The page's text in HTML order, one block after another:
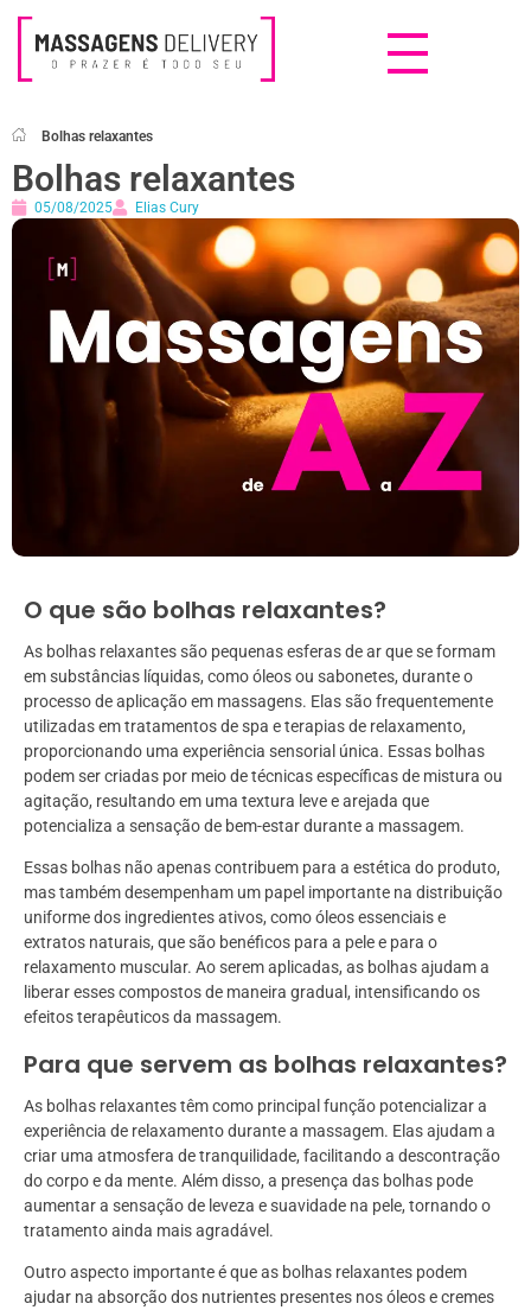
Bolhas relaxantes
Bolhas relaxantes
05/08/2025 Elias Cury
O que são bolhas relaxantes?
As bolhas relaxantes são pequenas esferas de ar que se formam
em substâncias líquidas, como óleos ou sabonetes, durante o
processo de aplicação em massagens. Elas são frequentemente
utilizadas em tratamentos de spa e terapias de relaxamento,
proporcionando uma experiência sensorial única. Essas bolhas
podem ser criadas por meio de técnicas específicas de mistura ou
agitação, resultando em uma textura leve e arejada que
potencializa a sensação de bem-estar durante a massagem.
Essas bolhas não apenas contribuem para a estética do produto,
mas também desempenham um papel importante na distribuição
uniforme dos ingredientes ativos, como óleos essenciais e
extratos naturais, que são benéficos para a pele e para o
relaxamento muscular. Ao serem aplicadas, as bolhas ajudam a
liberar esses compostos de maneira gradual, intensificando os
efeitos terapêuticos da massagem.
Para que servem as bolhas relaxantes?
As bolhas relaxantes têm como principal função potencializar a
experiência de relaxamento durante a massagem. Elas ajudam a
criar uma atmosfera de tranquilidade, facilitando a descontração
do corpo e da mente. Além disso, a presença das bolhas pode
aumentar a sensação de leveza e suavidade na pele, tornando o
tratamento ainda mais agradável.
Outro aspecto importante é que as bolhas relaxantes podem
ajudar na absorção dos nutrientes presentes nos óleos e cremes